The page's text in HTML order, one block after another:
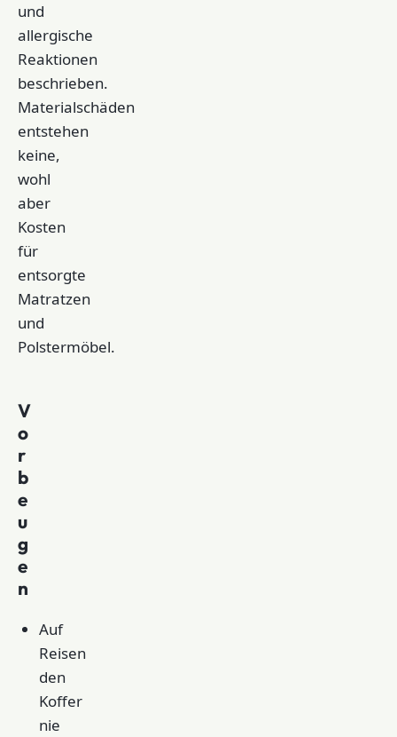
und
allergische
Reaktionen
beschrieben.
Materialschäden
entstehen
keine,
wohl
aber
Kosten
für
entsorgte
Matratzen
und
Polstermöbel.
V
o
r
b
e
u
g
e
n
Auf
Reisen
den
Koffer
nie